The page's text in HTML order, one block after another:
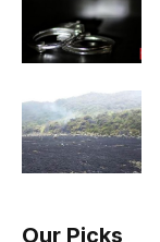
Our Picks